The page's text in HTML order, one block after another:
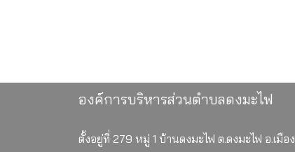
องค์การบริหารส่วนตำบลดงมะไฟ
ตั้งอยู่ที่ 279 หมู่ 1 บ้านดงมะไฟ ต.ดงมะไฟ อ.เมือง